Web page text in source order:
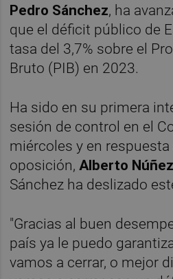
Pedro Sánchez, ha
que el déficit público de
tasa del 3,7% sobre el
Bruto (PIB) en 2023.
Ha sido en su primera
sesión de control en el
miércoles y en respuesta
oposición, Alberto
Sánchez ha deslizado
"Gracias al buen
país ya le puedo
vamos a cerrar, o mejor